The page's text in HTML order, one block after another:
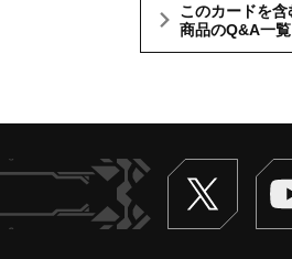
このカードを含
商品のQ&A一
Twitter